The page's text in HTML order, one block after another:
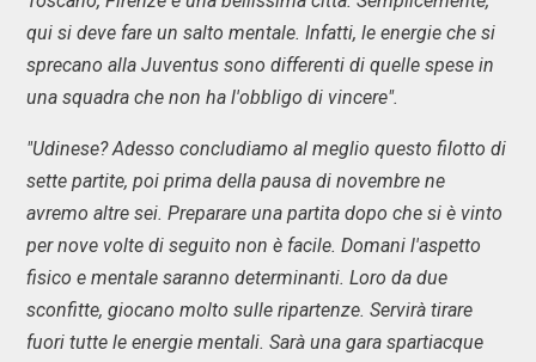
qui si deve fare un salto mentale. Infatti, le energie che si
sprecano alla Juventus sono differenti di quelle spese in
una squadra che non ha l'obbligo di vincere".
"Udinese? Adesso concludiamo al meglio questo filotto di
sette partite, poi prima della pausa di novembre ne
avremo altre sei. Preparare una partita dopo che si è vinto
per nove volte di seguito non è facile. Domani l'aspetto
fisico e mentale saranno determinanti. Loro da due
sconfitte, giocano molto sulle ripartenze. Servirà tirare
fuori tutte le energie mentali. Sarà una gara spartiacque